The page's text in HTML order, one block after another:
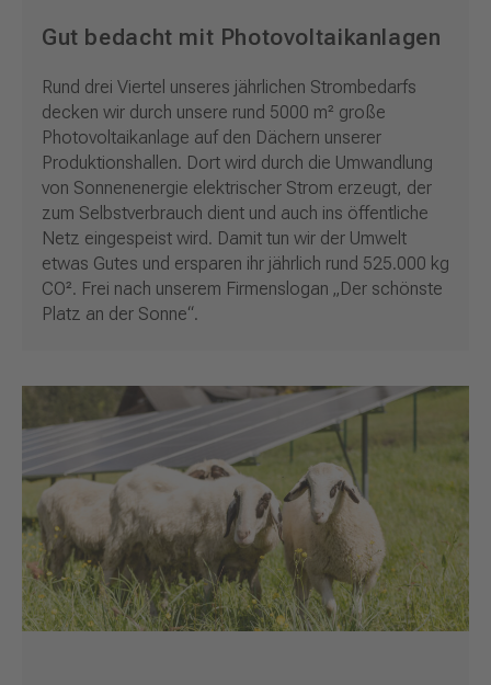
Gut bedacht mit Photovoltaikanlagen
Rund drei Viertel unseres jährlichen Strombedarfs
decken wir durch unsere rund 5000 m² große
Photovoltaikanlage auf den Dächern unserer
Produktionshallen. Dort wird durch die Umwandlung
von Sonnenenergie elektrischer Strom erzeugt, der
zum Selbstverbrauch dient und auch ins öffentliche
Netz eingespeist wird. Damit tun wir der Umwelt
etwas Gutes und ersparen ihr jährlich rund 525.000 kg
CO². Frei nach unserem Firmenslogan „Der schönste
Platz an der Sonne“.